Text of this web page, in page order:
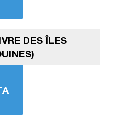
DES ÎLES